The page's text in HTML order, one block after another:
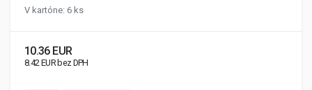
V kartóne: 6 ks
10.36 EUR
8.42 EUR bez DPH